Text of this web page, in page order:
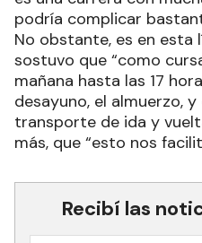
Sin embargo, precisó
fácil gracias a los
parte del Instituto
es una carrera con
podría complicar
No obstante, es en esta
sostuvo que “como
mañana hasta las 17
más, que “esto nos